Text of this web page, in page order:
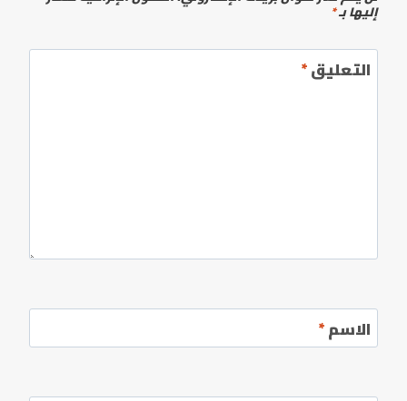
إليها بـ*
التعليق*
الاسم*